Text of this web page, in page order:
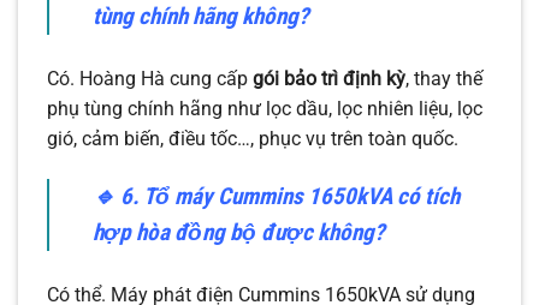
tùng chính hãng không?
Có. Hoàng Hà cung cấp gói bảo trì định kỳ, thay thế
phụ tùng chính hãng như lọc dầu, lọc nhiên liệu, lọc
gió, cảm biến, điều tốc…, phục vụ trên toàn quốc.
🔹 6. Tổ máy Cummins 1650kVA có tích
hợp hòa đồng bộ được không?
Có thể. Máy phát điện Cummins 1650kVA sử dụng